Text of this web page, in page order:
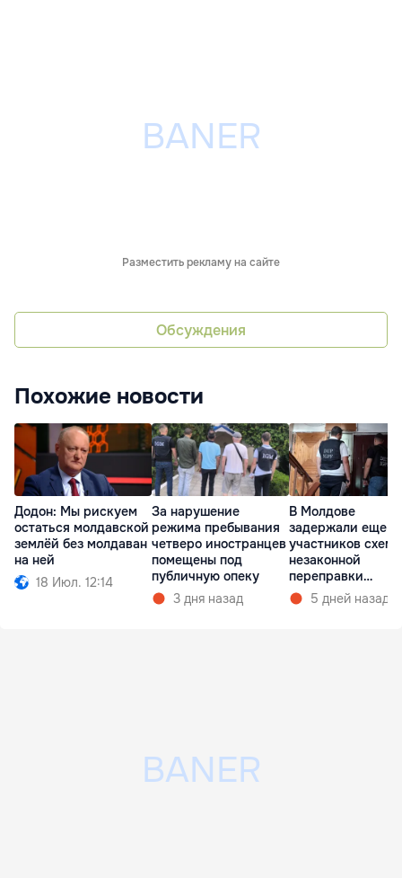
Разместить рекламу на сайте
Обсуждения
Похожие новости
Додон: Мы рискуем
остаться молдавской
землёй без молдаван
на ней
18 Июл. 12:14
За нарушение
режима пребывания
четверо иностранцев
помещены под
публичную опеку
3 дня назад
В Молдове
задержали еще
участников схемы
незаконной
переправки
украинцев в ЕС
5 дней назад